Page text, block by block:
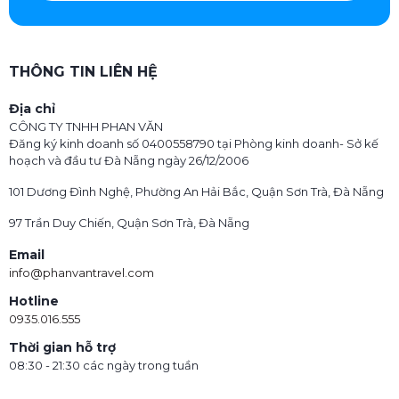
THÔNG TIN LIÊN HỆ
Địa chỉ
CÔNG TY TNHH PHAN VĂN
Đăng ký kinh doanh số 0400558790 tại Phòng kinh doanh- Sở kế
hoạch và đầu tư Đà Nẵng ngày 26/12/2006
101 Dương Đình Nghệ, Phường An Hải Bắc, Quận Sơn Trà, Đà Nẵng
97 Trần Duy Chiến, Quận Sơn Trà, Đà Nẵng
Email
info@phanvantravel.com
Hotline
0935.016.555
Thời gian hỗ trợ
08:30 - 21:30 các ngày trong tuần